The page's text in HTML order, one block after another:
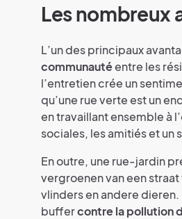
Les nombreux
L’un des principaux
communautéentre les
l’entretien crée un
qu’une rue verte est un
en travaillant ensemble à
sociales, les amitiés et un
En outre, une rue-jardin
vergroenen van een
vlinders en andere
buffercontre la pollution